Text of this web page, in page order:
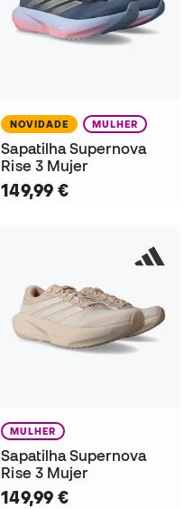
NOVIDADE MULHER
Sapatilha Supernova
Rise 3 Mujer
149,99 €
MULHER
Sapatilha Supernova
Rise 3 Mujer
149,99 €